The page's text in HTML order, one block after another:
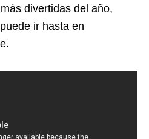
divertidas del año,
ir hasta en